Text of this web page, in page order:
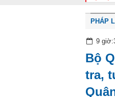
PHÁP
9
Bộ
tra,